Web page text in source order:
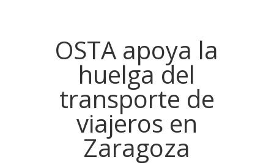
OSTA apoya la
huelga del
transporte de
viajeros en
Zaragoza